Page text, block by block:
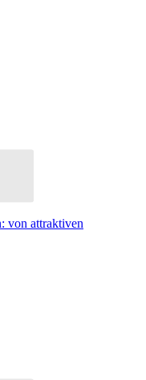
von attraktiven